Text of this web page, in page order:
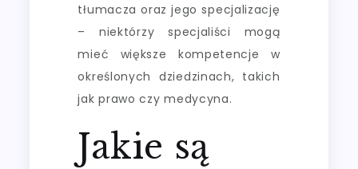
tłumacza oraz jego specjalizację
– niektórzy specjaliści mogą
mieć większe kompetencje w
określonych dziedzinach, takich
jak prawo czy medycyna.
Jakie są